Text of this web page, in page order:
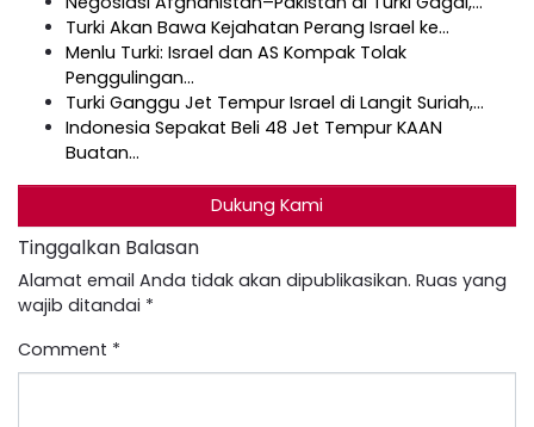
Turki Akan Bawa Kejahatan Perang Israel ke…
Menlu Turki: Israel dan AS Kompak Tolak
Penggulingan…
Turki Ganggu Jet Tempur Israel di Langit Suriah,…
Indonesia Sepakat Beli 48 Jet Tempur KAAN
Buatan…
Dukung Kami
Tinggalkan Balasan
Alamat email Anda tidak akan dipublikasikan. Ruas yang
wajib ditandai *
Comment *